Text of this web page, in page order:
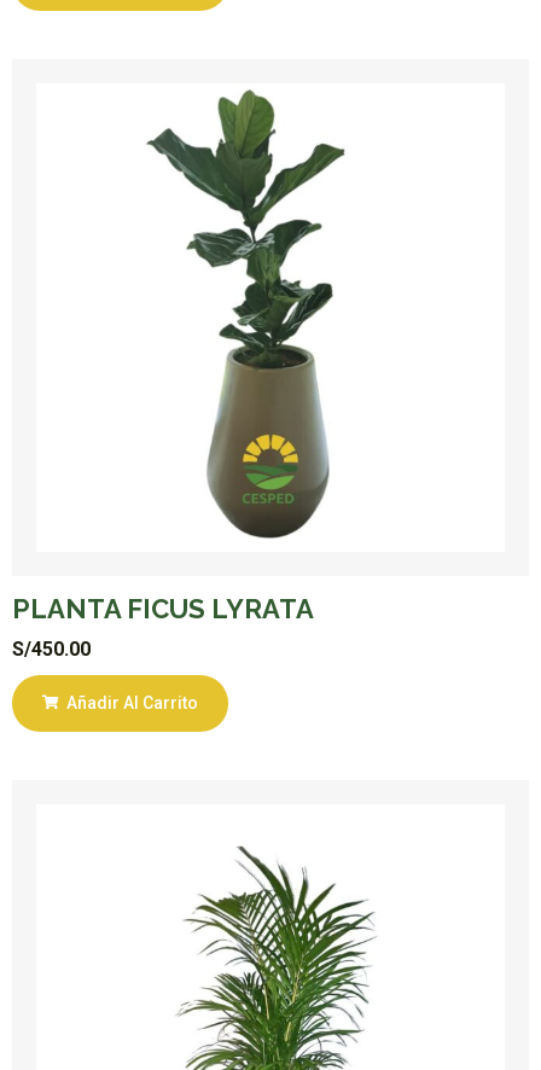
PLANTA FICUS LYRATA
S/450.00
Añadir Al Carrito